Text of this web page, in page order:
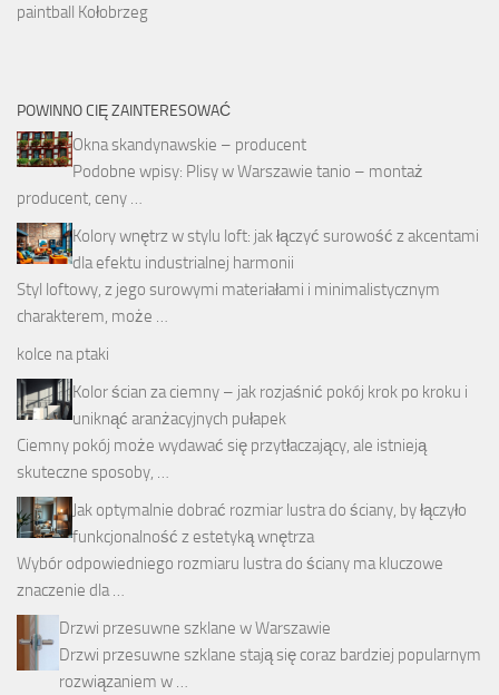
paintball Kołobrzeg
POWINNO CIĘ ZAINTERESOWAĆ
Okna skandynawskie – producent
Podobne wpisy: Plisy w Warszawie tanio – montaż
producent, ceny …
Kolory wnętrz w stylu loft: jak łączyć surowość z akcentami
dla efektu industrialnej harmonii
Styl loftowy, z jego surowymi materiałami i minimalistycznym
charakterem, może …
kolce na ptaki
Kolor ścian za ciemny – jak rozjaśnić pokój krok po kroku i
uniknąć aranżacyjnych pułapek
Ciemny pokój może wydawać się przytłaczający, ale istnieją
skuteczne sposoby, …
Jak optymalnie dobrać rozmiar lustra do ściany, by łączyło
funkcjonalność z estetyką wnętrza
Wybór odpowiedniego rozmiaru lustra do ściany ma kluczowe
znaczenie dla …
Drzwi przesuwne szklane w Warszawie
Drzwi przesuwne szklane stają się coraz bardziej popularnym
rozwiązaniem w …